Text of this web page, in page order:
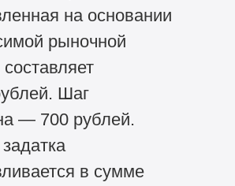
на основании
рыночной
Шаг
— 700 рублей.
в сумме